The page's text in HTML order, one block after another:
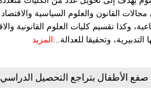
القانون والعلوم السياسية والاقتصاد
وكذا تقسيم كليات العلوم القانونية
وتحقيقا للعدالة... المزيد
الأطفال بتراجع التحصيل